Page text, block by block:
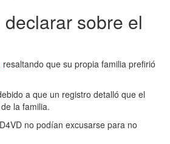
sobre el
resaltando que su propia familia prefirió
a que un registro detalló que el
la familia.
no podían excusarse para no